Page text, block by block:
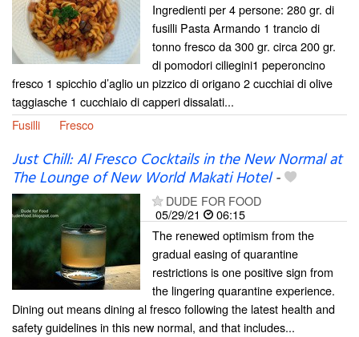
Ingredienti per 4 persone: 280 gr. di
fusilli Pasta Armando 1 trancio di
tonno fresco da 300 gr. circa 200 gr.
di pomodori ciliegini1 peperoncino
fresco 1 spicchio d’aglio un pizzico di origano 2 cucchiai di olive
taggiasche 1 cucchiaio di capperi dissalati...
Fusilli
Fresco
Just Chill: Al Fresco Cocktails in the New Normal at
The Lounge of New World Makati Hotel-
DUDE FOR FOOD
05/29/21
06:15
The renewed optimism from the
gradual easing of quarantine
restrictions is one positive sign from
the lingering quarantine experience.
Dining out means dining al fresco following the latest health and
safety guidelines in this new normal, and that includes...